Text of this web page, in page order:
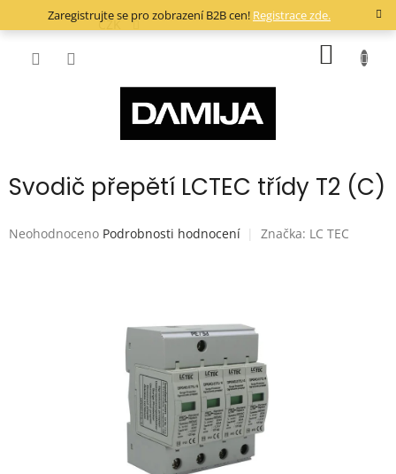
Zaregistrujte se pro zobrazení B2B cen! Registrace zde.
CZK
Svodič přepětí LCTEC třídy T2 (C)
Průměrné
Neohodnoceno Podrobnosti hodnocení Značka: LC TEC